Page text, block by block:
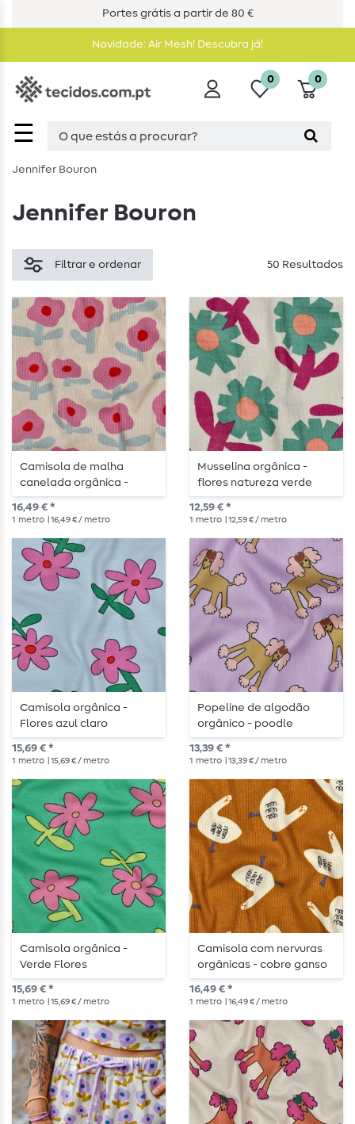
Portes grátis a partir de 80 €
Novidade: Air Mesh! Descubra já!
☰
0 0
Jennifer Bouron
Jennifer Bouron
Filtrar e ordenar 50 Resultados
Camisola de malha
canelada orgânica -
flores cor-de-rosa
16,49 € *
1 metro | 16,49 € / metro
Musselina orgânica -
flores natureza verde
12,59 € *
1 metro | 12,59 € / metro
Camisola orgânica -
Flores azul claro
15,69 € *
1 metro | 15,69 € / metro
Popeline de algodão
orgânico - poodle
lavanda
13,39 € *
1 metro | 13,39 € / metro
Camisola orgânica -
Verde Flores
15,69 € *
1 metro | 15,69 € / metro
Camisola com nervuras
orgânicas - cobre ganso
16,49 € *
1 metro | 16,49 € / metro